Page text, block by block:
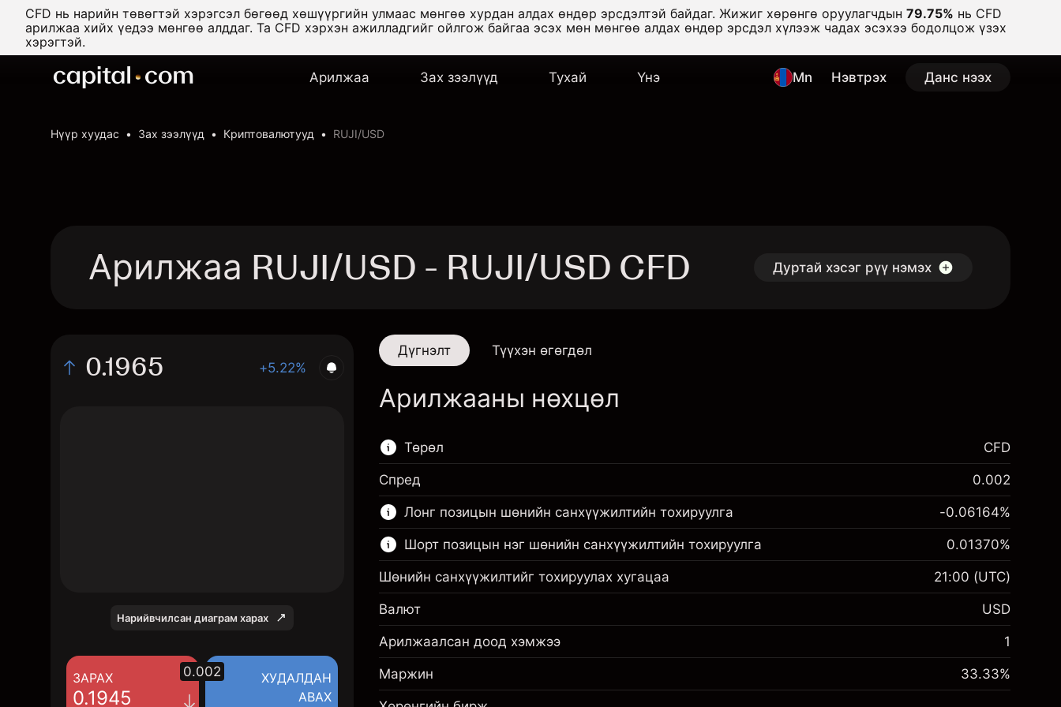
CFD нь нарийн төвөгтэй хэрэгсэл бөгөөд хөшүүргийн улмаас мөнгөө хурдан алдах өндөр эрсдэлтэй байдаг. Жижиг хөрөнгө оруулагчдын 79.75% нь CFD
арилжаа хийх үедээ мөнгөө алддаг. Та CFD хэрхэн ажилладгийг ойлгож байгаа эсэх мөн мөнгөө алдах өндөр эрсдэл хүлээж чадах эсэхээ бодолцож үзэх
хэрэгтэй.
Арилжаа Зах зээлүүд Тухай Үнэ Mn Нэвтрэх Данс нээх
Нүүр хуудас Зах зээлүүд Криптовалютууд RUJI/USD
Арилжаа RUJI/USD - RUJI/USD CFD Дуртай хэсэг рүү нэмэх
0.1965 +5.22%
Нарийвчилсан диаграм харах
ЗАРАХ
0.1945
ХУДАЛДАН
АВАХ
0.002
Дүгнэлт Түүхэн өгөгдөл
Арилжааны нөхцөл
Төрөл
Энэ санхүүгийн зах зээл зөвхөн CFD
арилжаанд зориулагдсан.
Дэлгэрэнгүй мэдээллийг:
CFD-үүд
CFD
Спред 0.002
Лонг позицын шөнийн санхүүжилтийн тохируулга
Маржин. Таны хөрөнгө
оруулалт
$1,000.00
-0.06164%
Шорт позицын нэг шөнийн санхүүжилтийн тохируулга
оруулалт
$1,000.00
0.01370%
Шөнийн санхүүжилтийг тохируулах хугацаа 21:00 (UTC)
Валют USD
Арилжаалсан доод хэмжээ 1
Маржин 33.33%